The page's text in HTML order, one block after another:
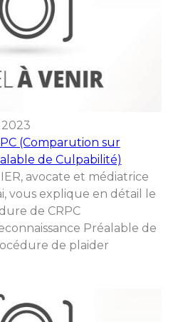
(Comparution sur
de Culpabilité)
avocate et médiatrice
vous explique en détail le
de CRPC
Préalable de
de plaider